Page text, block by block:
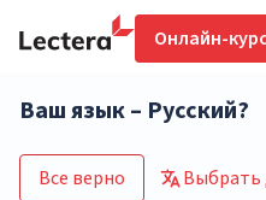
Онлайн-
Ваш язык – Русский?
Все верно Выбрать
Перейти в